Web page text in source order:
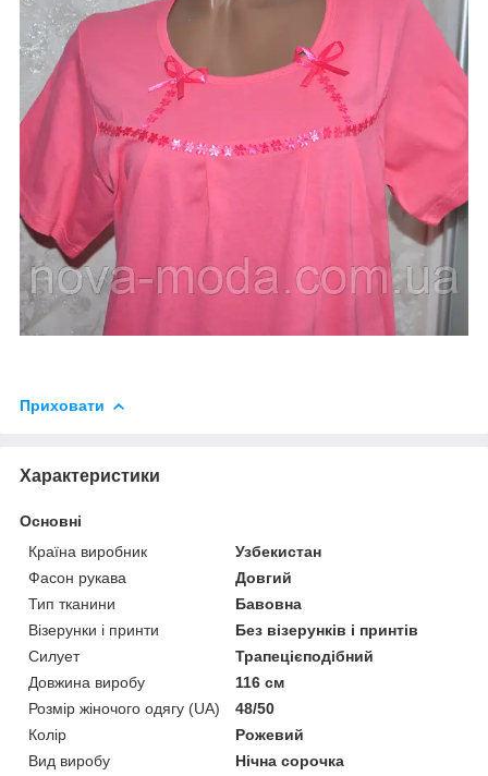
Приховати
Характеристики
Основні
Країна виробник
Узбекистан
Фасон рукава
Довгий
Тип тканини
Бавовна
Візерунки і принти
Без візерунків і принтів
Силует
Трапецієподібний
Довжина виробу
116 см
Розмір жіночого одягу (UA)
48/50
Колір
Рожевий
Вид виробу
Нічна сорочка